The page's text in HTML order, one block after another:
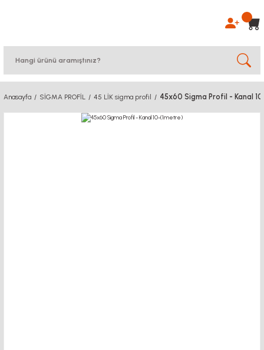
Anasayfa SİGMA PROFİL 45 LİK sigma profil 45x60 Sigma Profil - Kanal